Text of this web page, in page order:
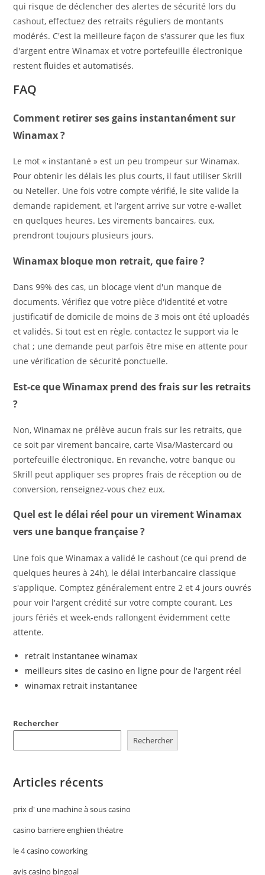
qui risque de déclencher des alertes de sécurité lors du
cashout, effectuez des retraits réguliers de montants
modérés. C'est la meilleure façon de s'assurer que les flux
d'argent entre Winamax et votre portefeuille électronique
restent fluides et automatisés.
FAQ
Comment retirer ses gains instantanément sur
Winamax ?
Le mot « instantané » est un peu trompeur sur Winamax.
Pour obtenir les délais les plus courts, il faut utiliser Skrill
ou Neteller. Une fois votre compte vérifié, le site valide la
demande rapidement, et l'argent arrive sur votre e-wallet
en quelques heures. Les virements bancaires, eux,
prendront toujours plusieurs jours.
Winamax bloque mon retrait, que faire ?
Dans 99% des cas, un blocage vient d'un manque de
documents. Vérifiez que votre pièce d'identité et votre
justificatif de domicile de moins de 3 mois ont été uploadés
et validés. Si tout est en règle, contactez le support via le
chat ; une demande peut parfois être mise en attente pour
une vérification de sécurité ponctuelle.
Est-ce que Winamax prend des frais sur les retraits
?
Non, Winamax ne prélève aucun frais sur les retraits, que
ce soit par virement bancaire, carte Visa/Mastercard ou
portefeuille électronique. En revanche, votre banque ou
Skrill peut appliquer ses propres frais de réception ou de
conversion, renseignez-vous chez eux.
Quel est le délai réel pour un virement Winamax
vers une banque française ?
Une fois que Winamax a validé le cashout (ce qui prend de
quelques heures à 24h), le délai interbancaire classique
s'applique. Comptez généralement entre 2 et 4 jours ouvrés
pour voir l'argent crédité sur votre compte courant. Les
jours fériés et week-ends rallongent évidemment cette
attente.
retrait instantanee winamax
meilleurs sites de casino en ligne pour de l'argent réel
winamax retrait instantanee
Rechercher
Rechercher
Articles récents
prix d' une machine à sous casino
casino barriere enghien théatre
le 4 casino coworking
avis casino bingoal